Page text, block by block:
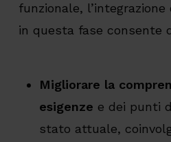
funzionale, l’integrazione
in questa fase consente
Migliorare la
esigenze e dei punti
stato attuale,